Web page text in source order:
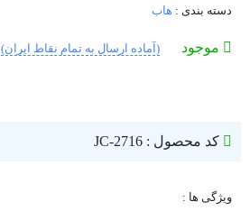
دسته بندی : هاب
موجود (آماده ارسال به تمام نقاط ایران)
کد محصول : JC-2716
ویژگی ها :